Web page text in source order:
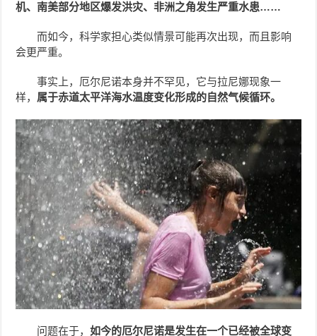
机、南美部分地区爆发洪灾、非洲之角发生严重水患……
而如今，科学家担心类似情景可能再次出现，而且影响
会更严重。
事实上，厄尔尼诺本身并不罕见，它与拉尼娜现象一
样， 属于赤道太平洋海水温度变化形成的自然气候循环。
问题在于，如今的厄尔尼诺是发生在一个已经被全球变